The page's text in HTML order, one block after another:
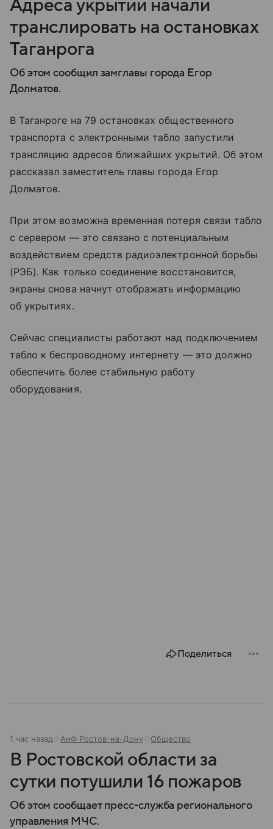
Адреса укрытий начали
транслировать на остановках
Таганрога
Об этом сообщил замглавы города Егор
Долматов.
В Таганроге на 79 остановках общественного
транспорта с электронными табло запустили
трансляцию адресов ближайших укрытий. Об этом
рассказал заместитель главы города Егор
Долматов.
При этом возможна временная потеря связи табло
с сервером — это связано с потенциальным
воздействием средств радиоэлектронной борьбы
(РЭБ). Как только соединение восстановится,
экраны снова начнут отображать информацию
об укрытиях.
Сейчас специалисты работают над подключением
табло к беспроводному интернету — это должно
обеспечить более стабильную работу
оборудования.
Поделиться
1 час назад АиФ Ростов-на-Дону Общество
В Ростовской области за
сутки потушили 16 пожаров
Об этом сообщает пресс-служба регионального
управления МЧС.